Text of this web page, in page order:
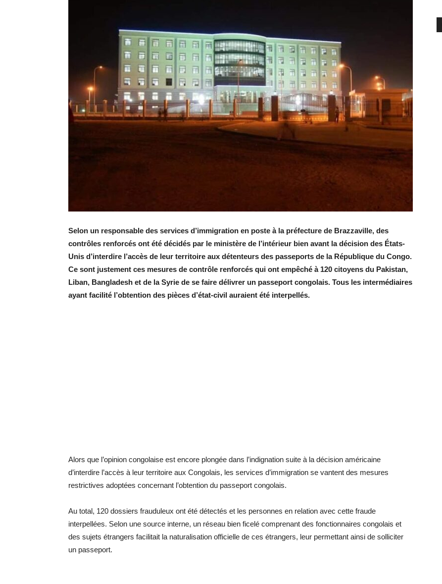
Selon un responsable des services d’immigration en poste à la préfecture de Brazzaville, des
contrôles renforcés ont été décidés par le ministère de l’intérieur bien avant la décision des États-
Unis d’interdire l’accès de leur territoire aux détenteurs des passeports de la République du Congo.
Ce sont justement ces mesures de contrôle renforcés qui ont empêché à 120 citoyens du Pakistan,
Liban, Bangladesh et de la Syrie de se faire délivrer un passeport congolais. Tous les intermédiaires
ayant facilité l’obtention des pièces d’état-civil auraient été interpellés.
Alors que l’opinion congolaise est encore plongée dans l’indignation suite à la décision américaine
d’interdire l’accès à leur territoire aux Congolais, les services d’immigration se vantent des mesures
restrictives adoptées concernant l’obtention du passeport congolais.
Au total, 120 dossiers frauduleux ont été détectés et les personnes en relation avec cette fraude
interpellées. Selon une source interne, un réseau bien ficelé comprenant des fonctionnaires congolais et
des sujets étrangers facilitait la naturalisation officielle de ces étrangers, leur permettant ainsi de solliciter
un passeport.